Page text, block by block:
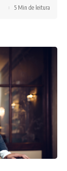
5 Min de leitura